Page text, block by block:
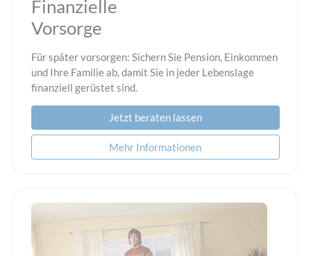
Finanzielle
Vorsorge
Für später vorsorgen: Sichern Sie Pension, Einkommen
und Ihre Familie ab, damit Sie in jeder Lebenslage
finanziell gerüstet sind.
Jetzt beraten lassen
Mehr Informationen